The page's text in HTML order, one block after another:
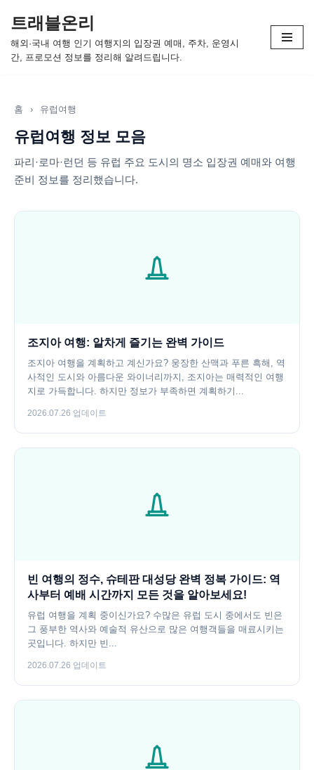
콘
텐
건
뛰
트래블온리
해외·국내 여행 인기 여행지의 입장권 예매, 주차, 운영시
간, 프로모션 정보를 정리해 알려드립니다.
홈 › 유럽여행
유럽여행 정보 모음
파리·로마·런던 등 유럽 주요 도시의 명소 입장권 예매와 여행
준비 정보를 정리했습니다.
조지아 여행: 알차게 즐기는 완벽 가이드
조지아 여행을 계획하고 계신가요? 웅장한 산맥과 푸른 흑해, 역
사적인 도시와 아름다운 와이너리까지, 조지아는 매력적인 여행
지로 가득합니다. 하지만 정보가 부족하면 계획하기...
2026.07.26 업데이트
빈 여행의 정수, 슈테판 대성당 완벽 정복 가이드: 역
사부터 예배 시간까지 모든 것을 알아보세요!
유럽 여행을 계획 중이신가요? 수많은 유럽 도시 중에서도 빈은
그 풍부한 역사와 예술적 유산으로 많은 여행객들을 매료시키는
곳입니다. 하지만 빈...
2026.07.26 업데이트